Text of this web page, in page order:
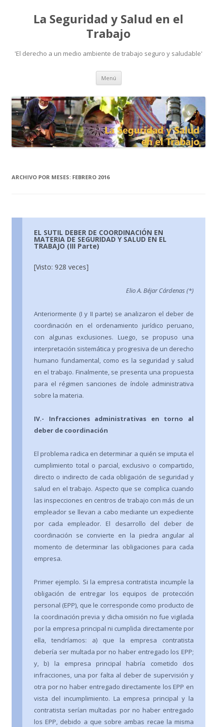
La Seguridad y Salud en el
Trabajo
'El derecho a un medio ambiente de trabajo seguro y saludable'
Menú Ir
contenido
ARCHIVO POR MESES: FEBRERO 2016
EL SUTIL DEBER DE COORDINACIÓN EN
MATERIA DE SEGURIDAD Y SALUD EN EL
TRABAJO (III Parte)
[Visto: 928 veces]
Elio A. Béjar Cárdenas (*)
Anteriormente (I y II parte) se analizaron el deber de
coordinación en el ordenamiento jurídico peruano,
con algunas exclusiones. Luego, se propuso una
interpretación sistemática y progresiva de un derecho
humano fundamental, como es la seguridad y salud
en el trabajo. Finalmente, se presenta una propuesta
para el régimen sanciones de índole administrativa
sobre la materia.
IV.- Infracciones administrativas en torno al
deber de coordinación
El problema radica en determinar a quién se imputa el
cumplimiento total o parcial, exclusivo o compartido,
directo o indirecto de cada obligación de seguridad y
salud en el trabajo. Aspecto que se complica cuando
las inspecciones en centros de trabajo con más de un
empleador se llevan a cabo mediante un expediente
por cada empleador. El desarrollo del deber de
coordinación se convierte en la piedra angular al
momento de determinar las obligaciones para cada
empresa.
Primer ejemplo. Si la empresa contratista incumple la
obligación de entregar los equipos de protección
personal (EPP), que le corresponde como producto de
la coordinación previa y dicha omisión no fue vigilada
por la empresa principal ni cumplida directamente por
ella, tendríamos: a) que la empresa contratista
debería ser multada por no haber entregado los EPP;
y, b) la empresa principal habría cometido dos
infracciones, una por falta al deber de supervisión y
otra por no haber entregado directamente los EPP en
vista del incumplimiento. La empresa principal y la
contratista serían multadas por no haber entregado
los EPP, debido a que sobre ambas recae la misma